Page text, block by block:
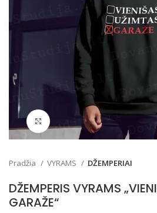
Padidinti
Pradžia VYRAMS DŽEMPERIAI
DŽEMPERIS VYRAMS
GARAŽE“